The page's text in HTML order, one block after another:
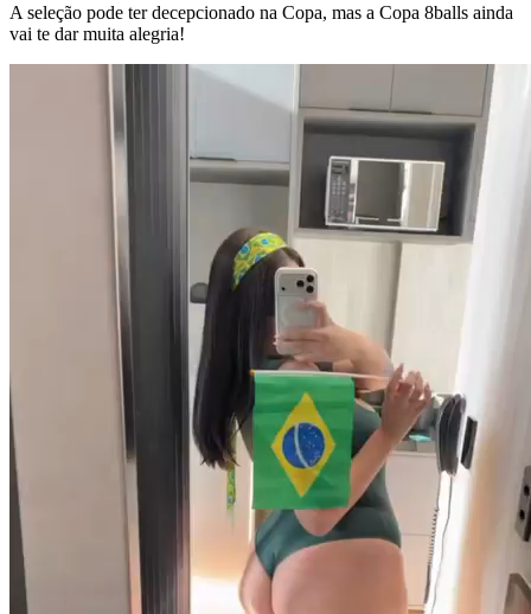
A seleção pode ter decepcionado na Copa, mas a Copa 8balls ainda
vai te dar muita alegria!